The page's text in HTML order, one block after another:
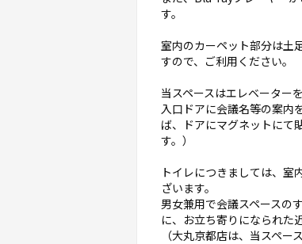
す。
室内のカーペット部分は土
すので、ご利用ください。
当スペースはエレベーター
入口ドアに会議名等の案内
ば、ドアにマグネットにて
す。）
トイレにつきましては、
ざいます。
男女兼用で会議スペースの
に、お立ち寄りになられた
（大丸京都店は、当スペー